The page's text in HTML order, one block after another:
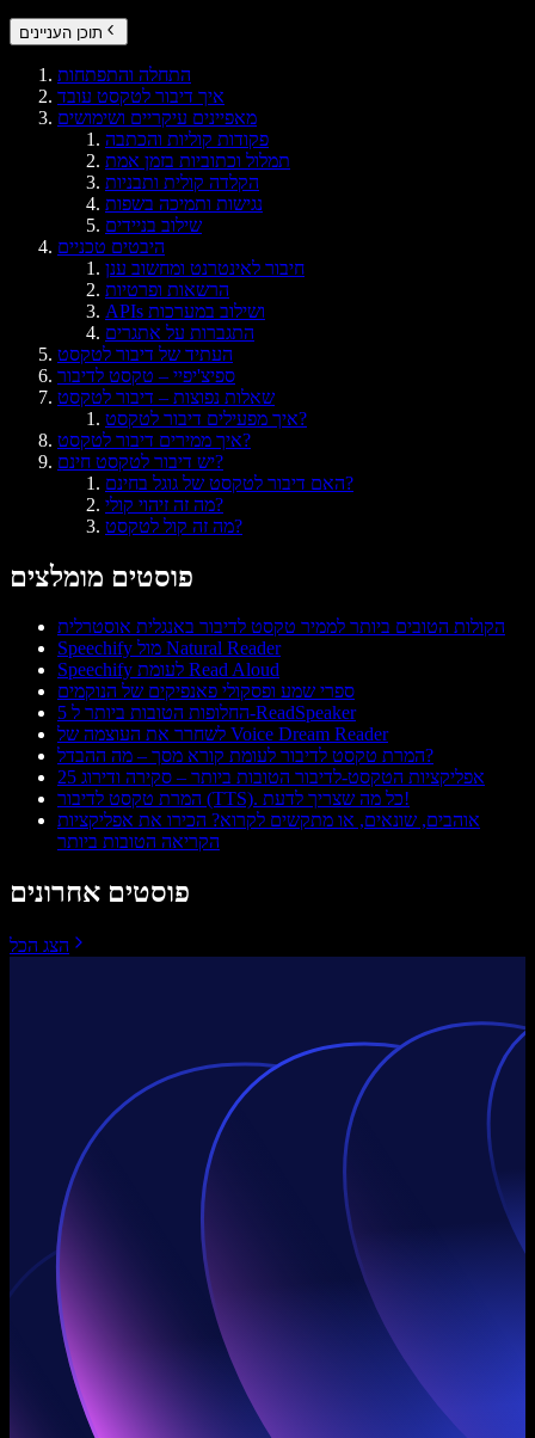
תוכן העניינים
התחלה והתפתחות
איך דיבור לטקסט עובד
מאפיינים עיקריים ושימושים
פקודות קוליות והכתבה
תמלול וכתוביות בזמן אמת
הקלדה קולית ותבניות
נגישות ותמיכה בשפות
שילוב בניידים
היבטים טכניים
חיבור לאינטרנט ומחשוב ענן
הרשאות ופרטיות
APIs ושילוב במערכות
התגברות על אתגרים
העתיד של דיבור לטקסט
ספיצ'יפיי – טקסט לדיבור
שאלות נפוצות – דיבור לטקסט
איך מפעילים דיבור לטקסט?
איך ממירים דיבור לטקסט?
יש דיבור לטקסט חינם?
האם דיבור לטקסט של גוגל בחינם?
מה זה זיהוי קולי?
מה זה קול לטקסט?
פוסטים מומלצים
הקולות הטובים ביותר לממיר טקסט לדיבור באנגלית אוסטרלית
Speechify מול Natural Reader
Speechify לעומת Read Aloud
ספרי שמע ופסקולי פאנפיקים של הנוקמים
5 החלופות הטובות ביותר ל-ReadSpeaker
לשחרר את העוצמה של Voice Dream Reader
המרת טקסט לדיבור לעומת קורא מסך – מה ההבדל?
25 אפליקציות הטקסט‑לדיבור הטובות ביותר – סקירה ודירוג
המרת טקסט לדיבור (TTS). כל מה שצריך לדעת!
אוהבים, שונאים, או מתקשים לקרוא? הכירו את אפליקציות
הקריאה הטובות ביותר
פוסטים אחרונים
הצג הכל